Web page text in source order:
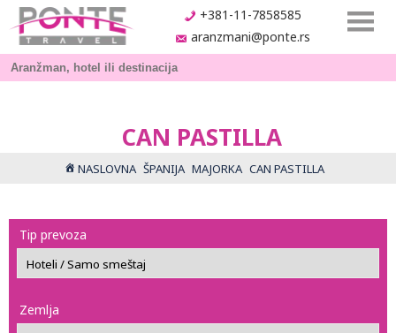
+381-11-7858585
aranzmani@ponte.rs
CAN PASTILLA
NASLOVNA ŠPANIJA MAJORKA CAN PASTILLA
Tip prevoza
Zemlja